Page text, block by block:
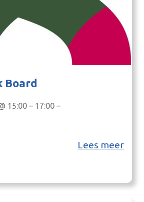
Board
15:00 – 17:00 –
Lees meer